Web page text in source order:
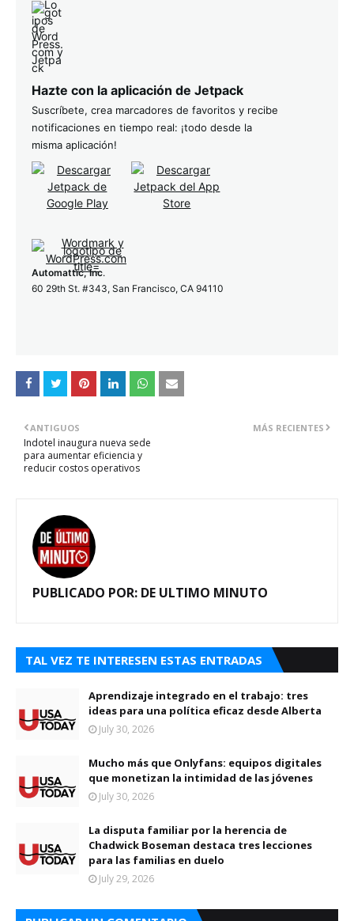
Hazte con la aplicación de Jetpack
Suscríbete, crea marcadores de favoritos y recibe
notificaciones en tiempo real: ¡todo desde la
misma aplicación!
Automattic, Inc.
60 29th St. #343, San Francisco, CA 94110
MÁS RECIENTES
ANTIGUOS
Indotel inaugura nueva sede
para aumentar eficiencia y
reducir costos operativos
PUBLICADO POR: DE ULTIMO MINUTO
TAL VEZ TE INTERESEN ESTAS ENTRADAS
Aprendizaje integrado en el trabajo: tres
ideas para una política eficaz desde Alberta
July 30, 2026
Mucho más que Onlyfans: equipos digitales
que monetizan la intimidad de las jóvenes
July 30, 2026
La disputa familiar por la herencia de
Chadwick Boseman destaca tres lecciones
para las familias en duelo
July 29, 2026